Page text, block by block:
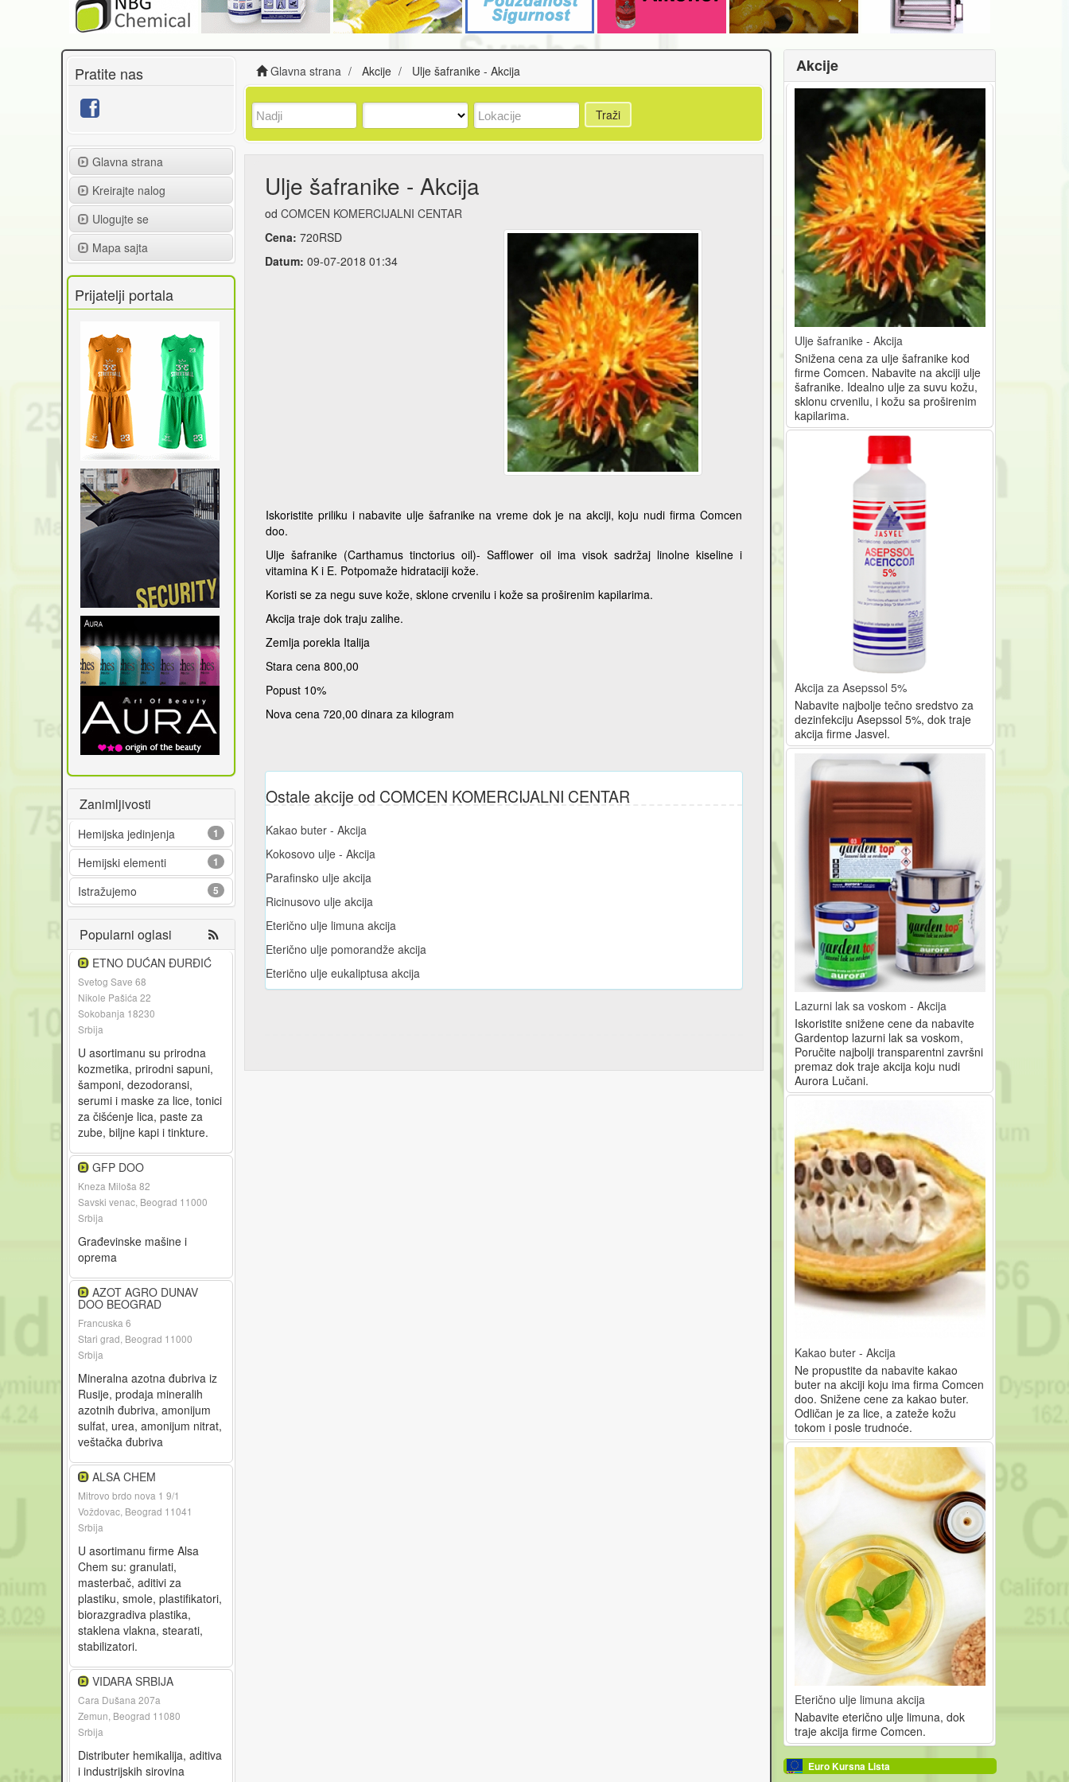
Pratite nas
Glavna strana
Kreirajte nalog
Ulogujte se
Mapa sajta
Prijatelji portala
Zanimljivosti
Hemijska jedinjenja 1
Hemijski elementi 1
Istražujemo 5
Popularni oglasi
ETNO DUĆAN ĐURĐIĆ
Svetog Save 68
Nikole Pašića 22
Sokobanja 18230
Srbija
U asortimanu su prirodna
kozmetika, prirodni sapuni,
šamponi, dezodoransi,
serumi i maske za lice, tonici
za čišćenje lica, paste za
zube, biljne kapi i tinkture.
GFP DOO
Kneza Miloša 82
Savski venac, Beograd 11000
Srbija
Građevinske mašine i
oprema
AZOT AGRO DUNAV
DOO BEOGRAD
Francuska 6
Stari grad, Beograd 11000
Srbija
Mineralna azotna đubriva iz
Rusije, prodaja mineralih
azotnih đubriva, amonijum
sulfat, urea, amonijum nitrat,
veštačka đubriva
ALSA CHEM
Mitrovo brdo nova 1 9/1
Voždovac, Beograd 11041
Srbija
U asortimanu firme Alsa
Chem su: granulati,
masterbač, aditivi za
plastiku, smole, plastifikatori,
biorazgradiva plastika,
staklena vlakna, stearati,
stabilizatori.
VIDARA SRBIJA
Cara Dušana 207a
Zemun, Beograd 11080
Srbija
Distributer hemikalija, aditiva
i industrijskih sirovina
Glavna strana Akcije Ulje šafranike - Akcija
Traži
Ulje šafranike - Akcija
odCOMCEN KOMERCIJALNI CENTAR
Cena: 720RSD
Datum: 09-07-2018 01:34
Iskoristite priliku i nabavite ulje šafranike na vreme dok je na akciji, koju nudi firma Comcen
doo.
Ulje šafranike (Carthamus tinctorius oil)- Safflower oil ima visok sadržaj linolne kiseline i
vitamina K i E. Potpomaže hidrataciji kože.
Koristi se za negu suve kože, sklone crvenilu i kože sa proširenim kapilarima.
Akcija traje dok traju zalihe.
Zemlja porekla Italija
Stara cena 800,00
Popust 10%
Nova cena 720,00 dinara za kilogram
Ostale akcije od COMCEN KOMERCIJALNI CENTAR
Kakao buter - Akcija
Kokosovo ulje - Akcija
Parafinsko ulje akcija
Ricinusovo ulje akcija
Eterično ulje limuna akcija
Eterično ulje pomorandže akcija
Eterično ulje eukaliptusa akcija
Akcije
Ulje šafranike - Akcija
Snižena cena za ulje šafranike kod
firme Comcen. Nabavite na akciji ulje
šafranike. Idealno ulje za suvu kožu,
sklonu crvenilu, i kožu sa proširenim
kapilarima.
Akcija za Asepssol 5%
Nabavite najbolje tečno sredstvo za
dezinfekciju Asepssol 5%, dok traje
akcija firme Jasvel.
Lazurni lak sa voskom - Akcija
Iskoristite snižene cene da nabavite
Gardentop lazurni lak sa voskom,
Poručite najbolji transparentni završni
premaz dok traje akcija koju nudi
Aurora Lučani.
Kakao buter - Akcija
Ne propustite da nabavite kakao
buter na akciji koju ima firma Comcen
doo. Snižene cene za kakao buter.
Odličan je za lice, a zateže kožu
tokom i posle trudnoće.
Eterično ulje limuna akcija
Nabavite eterično ulje limuna, dok
traje akcija firme Comcen.
Euro Kursna Lista